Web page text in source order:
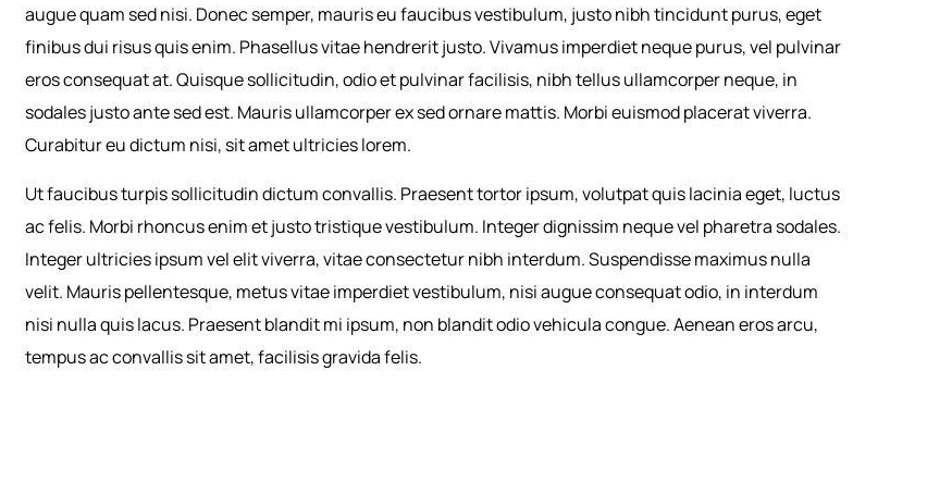
augue quam sed nisi. Donec semper, mauris eu faucibus vestibulum, justo nibh tincidunt purus, eget
finibus dui risus quis enim. Phasellus vitae hendrerit justo. Vivamus imperdiet neque purus, vel pulvinar
eros consequat at. Quisque sollicitudin, odio et pulvinar facilisis, nibh tellus ullamcorper neque, in
sodales justo ante sed est. Mauris ullamcorper ex sed ornare mattis. Morbi euismod placerat viverra.
Curabitur eu dictum nisi, sit amet ultricies lorem.
Ut faucibus turpis sollicitudin dictum convallis. Praesent tortor ipsum, volutpat quis lacinia eget, luctus
ac felis. Morbi rhoncus enim et justo tristique vestibulum. Integer dignissim neque vel pharetra sodales.
Integer ultricies ipsum vel elit viverra, vitae consectetur nibh interdum. Suspendisse maximus nulla
velit. Mauris pellentesque, metus vitae imperdiet vestibulum, nisi augue consequat odio, in interdum
nisi nulla quis lacus. Praesent blandit mi ipsum, non blandit odio vehicula congue. Aenean eros arcu,
tempus ac convallis sit amet, facilisis gravida felis.